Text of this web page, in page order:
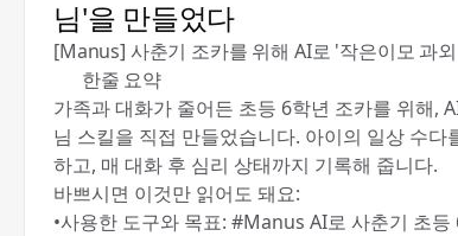
님'을 만들었다
[Manus] 사춘기 조카를 위해 AI로 '작은이모 과
📝 한줄 요약
가족과 대화가 줄어든 초등 6학년 조카를 위해,
님 스킬을 직접 만들었습니다. 아이의 일상 수
하고, 매 대화 후 심리 상태까지 기록해 줍니다.
바쁘시면 이것만 읽어도 돼요:
•사용한 도구와 목표: #Manus AI로 사춘기 초